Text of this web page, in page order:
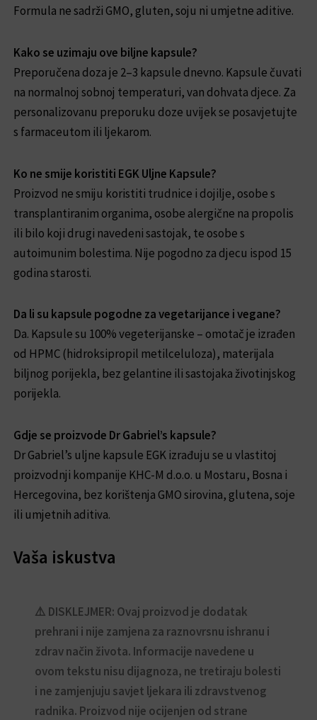
Formula ne sadrži GMO, gluten, soju ni umjetne aditive.
Kako se uzimaju ove biljne kapsule?
Preporučena doza je 2–3 kapsule dnevno. Kapsule čuvati
na normalnoj sobnoj temperaturi, van dohvata djece. Za
personalizovanu preporuku doze uvijek se posavjetujte
s farmaceutom ili ljekarom.
Ko ne smije koristiti EGK Uljne Kapsule?
Proizvod ne smiju koristiti trudnice i dojilje, osobe s
transplantiranim organima, osobe alergične na propolis
ili bilo koji drugi navedeni sastojak, te osobe s
autoimunim bolestima. Nije pogodno za djecu ispod 15
godina starosti.
Da li su kapsule pogodne za vegetarijance i vegane?
Da. Kapsule su 100% vegeterijanske – omotač je izrađen
od HPMC (hidroksipropil metilceluloza), materijala
biljnog porijekla, bez gelantine ili sastojaka životinjskog
porijekla.
Gdje se proizvode Dr Gabriel’s kapsule?
Dr Gabriel’s uljne kapsule EGK izrađuju se u vlastitoj
proizvodnji kompanije KHC-M d.o.o. u Mostaru, Bosna i
Hercegovina, bez korištenja GMO sirovina, glutena, soje
ili umjetnih aditiva.
Vaša iskustva
⚠️ DISKLEJMER: Ovaj proizvod je dodatak
prehrani i nije zamjena za raznovrsnu ishranu i
zdrav način života. Informacije navedene u
ovom tekstu nisu dijagnoza, ne tretiraju bolesti
i ne zamjenjuju savjet ljekara ili zdravstvenog
radnika. Proizvod nije ocijenjen od strane